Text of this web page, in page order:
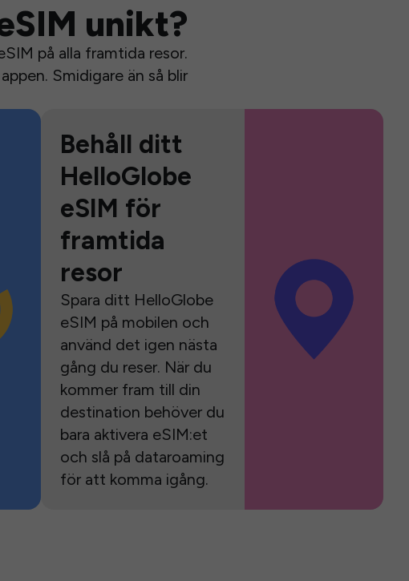
unikt?
på alla framtida resor.
Smidigare än så blir
Behåll ditt
HelloGlobe
eSIM för
framtida
resor
Spara ditt HelloGlobe
eSIM på mobilen och
använd det igen nästa
gång du reser. När du
kommer fram till din
destination behöver du
bara aktivera eSIM:et
och slå på dataroaming
för att komma igång.